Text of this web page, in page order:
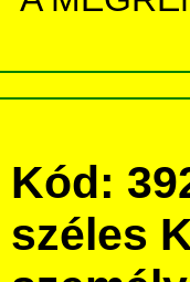
Kód:
széles